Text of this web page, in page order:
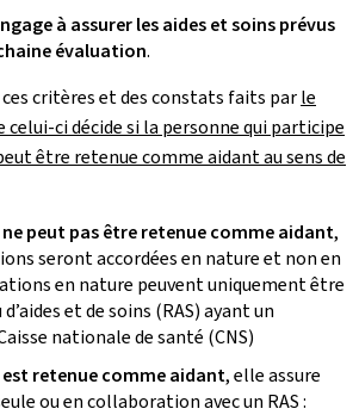
à assurer les aides et soins prévus
évaluation.
critères et des constats faits parle
celui-ci décide si la personne qui participe
être retenue comme aidant au sens de
peut pas être retenue comme aidant,
seront accordées en nature et non en
en nature peuvent uniquement être
et de soins (RAS) ayant un
nationale de santé (CNS)
retenue comme aidant, elle assure
ou en collaboration avec un RAS :